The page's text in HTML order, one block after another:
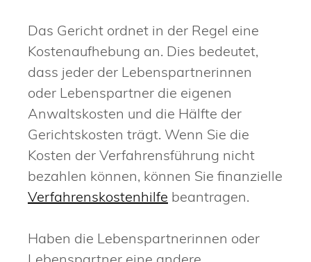
Das Gericht ordnet in der Regel eine
Kostenaufhebung an. Dies bedeutet,
dass jeder der Lebenspartnerinnen
oder Lebenspartner die eigenen
Anwaltskosten und die Hälfte der
Gerichtskosten trägt. Wenn Sie die
Kosten der Verfahrensführung nicht
bezahlen können, können Sie finanzielle
Verfahrenskostenhilfe beantragen.
Haben die Lebenspartnerinnen oder